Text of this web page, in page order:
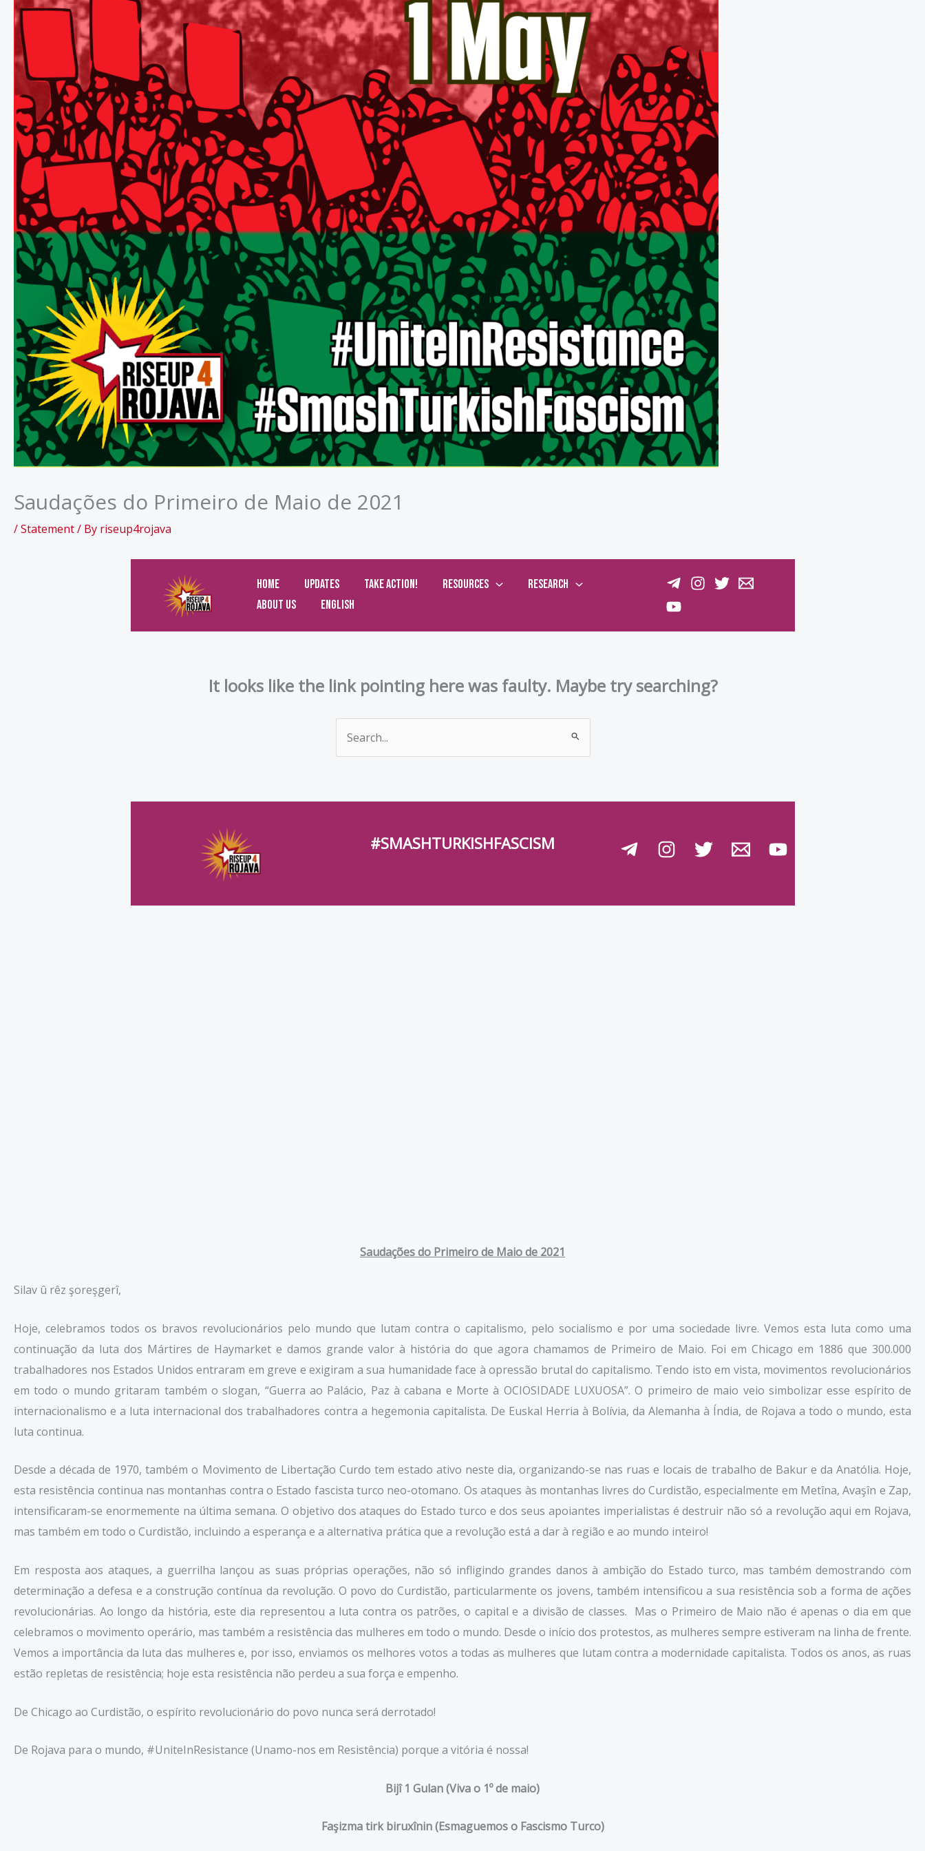
Saudações do Primeiro de Maio de 2021
/Statement/ By riseup4rojava
Saudações do Primeiro de Maio de 2021
Silav û rêz şoreşgerî,
Hoje, celebramos todos os bravos revolucionários pelo mundo que lutam contra o capitalismo, pelo socialismo e por uma sociedade livre. Vemos esta luta como uma
continuação da luta dos Mártires de Haymarket e damos grande valor à história do que agora chamamos de Primeiro de Maio. Foi em Chicago em 1886 que 300.000
trabalhadores nos Estados Unidos entraram em greve e exigiram a sua humanidade face à opressão brutal do capitalismo. Tendo isto em vista, movimentos revolucionários
em todo o mundo gritaram também o slogan, “Guerra ao Palácio, Paz à cabana e Morte à OCIOSIDADE LUXUOSA”. O primeiro de maio veio simbolizar esse espírito de
internacionalismo e a luta internacional dos trabalhadores contra a hegemonia capitalista. De Euskal Herria à Bolívia, da Alemanha à Índia, de Rojava a todo o mundo, esta
luta continua.
Desde a década de 1970, também o Movimento de Libertação Curdo tem estado ativo neste dia, organizando-se nas ruas e locais de trabalho de Bakur e da Anatólia. Hoje,
esta resistência continua nas montanhas contra o Estado fascista turco neo-otomano. Os ataques às montanhas livres do Curdistão, especialmente em Metîna, Avaşîn e Zap,
intensificaram-se enormemente na última semana. O objetivo dos ataques do Estado turco e dos seus apoiantes imperialistas é destruir não só a revolução aqui em Rojava,
mas também em todo o Curdistão, incluindo a esperança e a alternativa prática que a revolução está a dar à região e ao mundo inteiro!
Em resposta aos ataques, a guerrilha lançou as suas próprias operações, não só infligindo grandes danos à ambição do Estado turco, mas também demostrando com
determinação a defesa e a construção contínua da revolução. O povo do Curdistão, particularmente os jovens, também intensificou a sua resistência sob a forma de ações
revolucionárias. Ao longo da história, este dia representou a luta contra os patrões, o capital e a divisão de classes. Mas o Primeiro de Maio não é apenas o dia em que
celebramos o movimento operário, mas também a resistência das mulheres em todo o mundo. Desde o início dos protestos, as mulheres sempre estiveram na linha de frente.
Vemos a importância da luta das mulheres e, por isso, enviamos os melhores votos a todas as mulheres que lutam contra a modernidade capitalista. Todos os anos, as ruas
estão repletas de resistência; hoje esta resistência não perdeu a sua força e empenho.
De Chicago ao Curdistão, o espírito revolucionário do povo nunca será derrotado!
De Rojava para o mundo, #UniteInResistance (Unamo-nos em Resistência) porque a vitória é nossa!
Bijî 1 Gulan (Viva o 1º de maio)
Faşizma tirk biruxînin (Esmaguemos o Fascismo Turco)